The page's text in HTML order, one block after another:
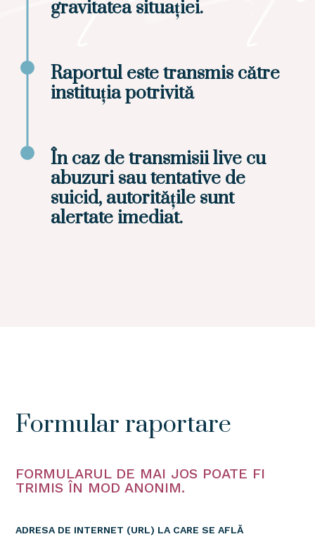
gravitatea situației.
Raportul este transmis către
instituția potrivită
În caz de transmisii live cu
abuzuri sau tentative de
suicid, autoritățile sunt
alertate imediat.
Formular raportare
FORMULARUL DE MAI JOS POATE FI
TRIMIS ÎN MOD ANONIM.
ADRESA DE INTERNET (URL) LA CARE SE AFLĂ